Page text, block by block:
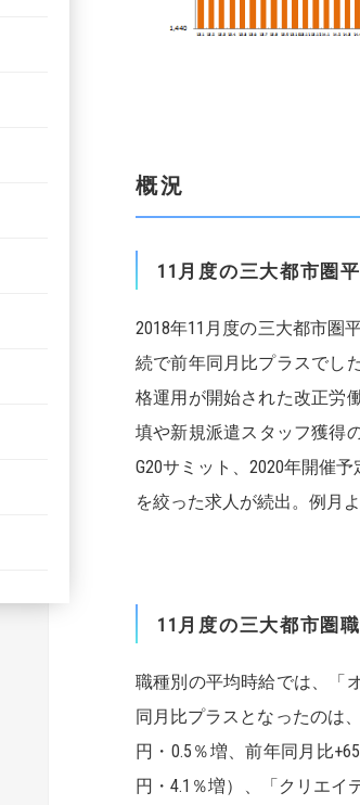
概況
11 月度の三大都市圏
2018年11月度の三大都市圏
続で前年同⽉比プラスでし
格運用が開始された改正労
填や新規派遣スタッフ獲得
G20サミット、2020年開催
を絞った求人が続出。例月
11 月度の三大都市圏
職種別の平均時給では、「
同月比プラスとなったのは
円・0.5％増、前年同月比
円・4.1％増）、「クリエイ